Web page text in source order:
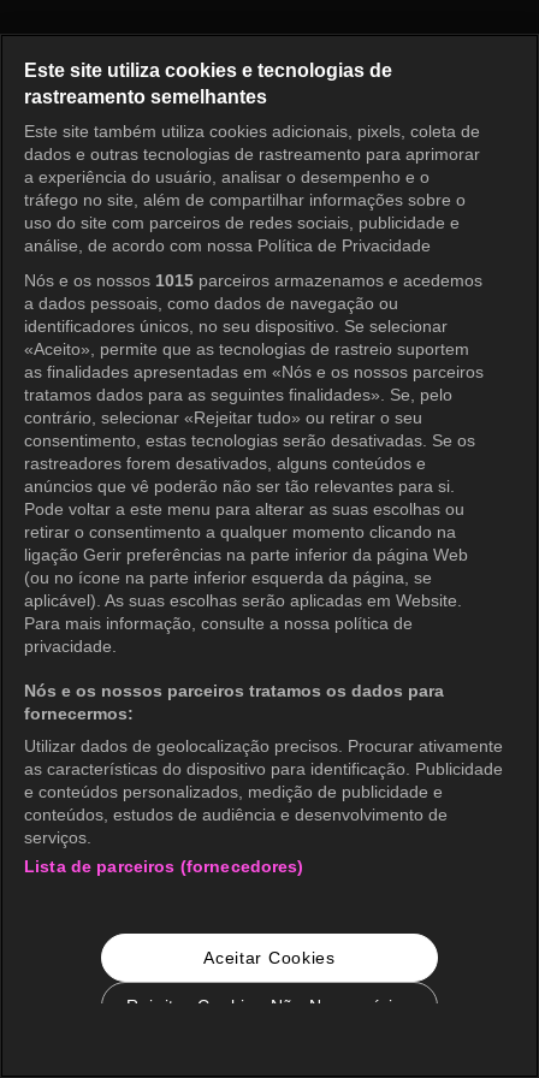
Entrar
Este site utiliza cookies e tecnologias de
rastreamento semelhantes
Este site também utiliza cookies adicionais, pixels, coleta de
dados e outras tecnologias de rastreamento para aprimorar
a experiência do usuário, analisar o desempenho e o
tráfego no site, além de compartilhar informações sobre o
uso do site com parceiros de redes sociais, publicidade e
análise, de acordo com nossa Política de Privacidade
Nós e os nossos 1015 parceiros armazenamos e acedemos
a dados pessoais, como dados de navegação ou
identificadores únicos, no seu dispositivo. Se selecionar
«Aceito», permite que as tecnologias de rastreio suportem
as finalidades apresentadas em «Nós e os nossos parceiros
tratamos dados para as seguintes finalidades». Se, pelo
contrário, selecionar «Rejeitar tudo» ou retirar o seu
consentimento, estas tecnologias serão desativadas. Se os
rastreadores forem desativados, alguns conteúdos e
anúncios que vê poderão não ser tão relevantes para si.
Pode voltar a este menu para alterar as suas escolhas ou
retirar o consentimento a qualquer momento clicando na
ligação Gerir preferências na parte inferior da página Web
(ou no ícone na parte inferior esquerda da página, se
aplicável). As suas escolhas serão aplicadas em Website.
Para mais informação, consulte a nossa política de
privacidade.
Nós e os nossos parceiros tratamos os dados para
fornecermos:
Utilizar dados de geolocalização precisos. Procurar ativamente
as características do dispositivo para identificação. Publicidade
e conteúdos personalizados, medição de publicidade e
conteúdos, estudos de audiência e desenvolvimento de
serviços.
Lista de parceiros (fornecedores)
Aceitar Cookies
Rejeitar Cookies Não Necessários